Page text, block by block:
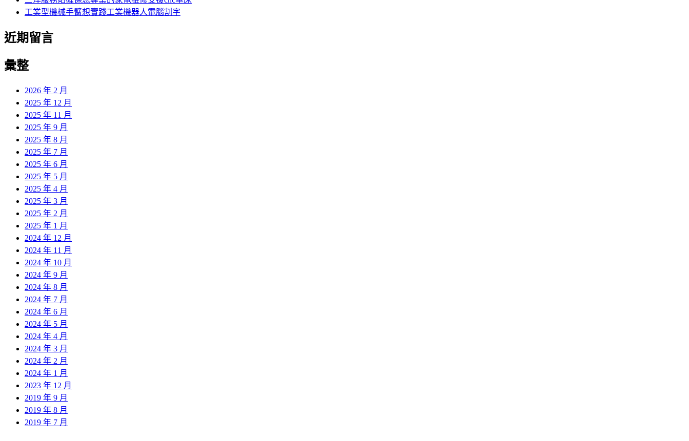
工業型機械手臂想實踐工業機器人電腦割字
近期留言
彙整
2026 年 2 月
2025 年 12 月
2025 年 11 月
2025 年 9 月
2025 年 8 月
2025 年 7 月
2025 年 6 月
2025 年 5 月
2025 年 4 月
2025 年 3 月
2025 年 2 月
2025 年 1 月
2024 年 12 月
2024 年 11 月
2024 年 10 月
2024 年 9 月
2024 年 8 月
2024 年 7 月
2024 年 6 月
2024 年 5 月
2024 年 4 月
2024 年 3 月
2024 年 2 月
2024 年 1 月
2023 年 12 月
2019 年 9 月
2019 年 8 月
2019 年 7 月